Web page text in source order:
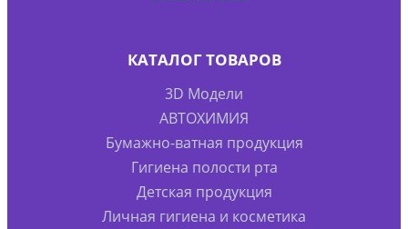
КАТАЛОГ ТОВАРОВ
3D Модели
АВТОХИМИЯ
Бумажно-ватная продукция
Гигиена полости рта
Детская продукция
Личная гигиена и косметика